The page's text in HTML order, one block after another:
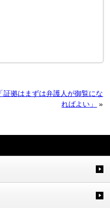
「証拠はまずは弁護人が御覧にな
ればよい」
»